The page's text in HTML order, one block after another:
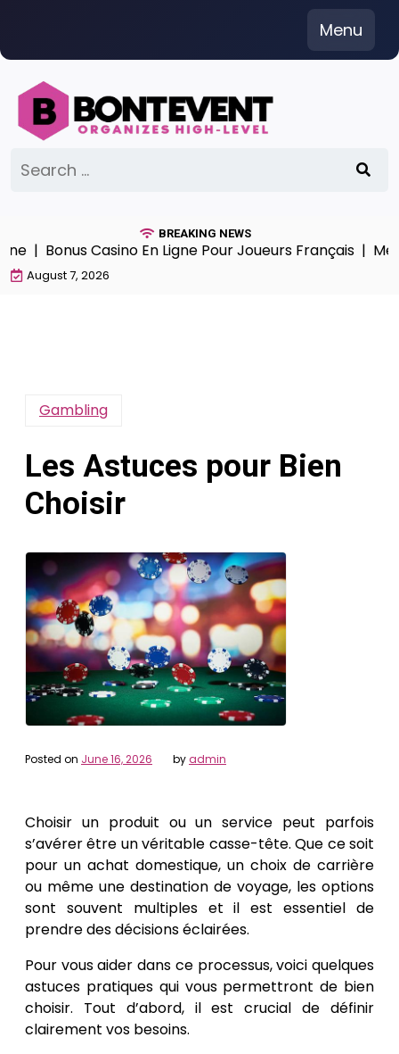
content
Menu
for:
BREAKING NEWS
| Bonus Casino En Ligne Pour Joueurs Français |
August 7, 2026
Gambling
Les Astuces pour Bien
Choisir
Posted on June 16, 2026 byadmin
Choisir un produit ou un service peut parfois
s’avérer être un véritable casse-tête. Que ce soit
pour un achat domestique, un choix de carrière
ou même une destination de voyage, les options
sont souvent multiples et il est essentiel de
prendre des décisions éclairées.
Pour vous aider dans ce processus, voici quelques
astuces pratiques qui vous permettront de bien
choisir. Tout d’abord, il est crucial de définir
clairement vos besoins.